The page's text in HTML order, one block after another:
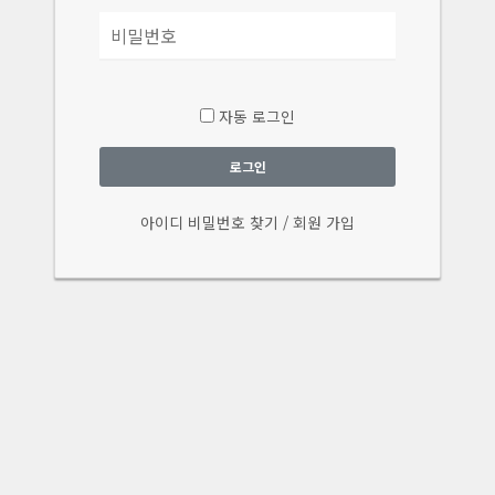
자동 로그인
로그인
아이디 비밀번호 찾기 / 회원 가입